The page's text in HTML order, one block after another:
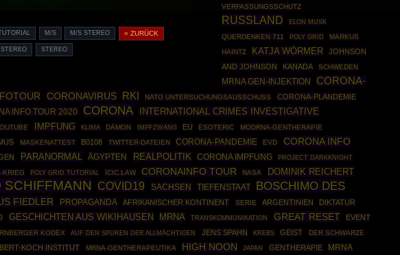
M/S M/S STEREO « ZURÜCK
STEREO
VERFASSUNGSSCHUTZ
RUSSLAND ELON MUSK
QUERDENKEN 711 POLY GRID
MARKUS
HAINTZ
KATJA WÖRMER
JOHNSON
AND JOHNSON
KANADA SCHWEDEN
MRNA GEN-INJEKTION
CORONA-
CORONAVIRUS RKI NATO UNTERSUCHUNGSAUSSCHUSS
CORONA-PLANDEMIE
INFO TOUR 2020 CORONA
INTERNATIONAL CRIMES INVESTIGATIVE
IMPFUNG KLIMA DÄMON IMPFZWANG EU ESOTERIC MODRNA-GENTHERAPIE
MASKENATTEST B0108 TWITTER-DATEIEN CORONA-PANDEMIE EVD
CORONA INFO
PARANORMAL ÄGYPTEN REALPOLITIK CORONA IMPFUNG
PROJECT DARKKNIGHT
KRIEG POLY GRID TUTORIAL ICIC.LAW CORONAINFO TOUR NASA
DOMINIK REICHERT
SCHIFFMANN COVID19 SACHSEN TIEFENSTAAT
BOSCHIMO DES
FIEDLER PROPAGANDA AFRIKANISCHER KONTINENT SERIE ARGENTINIEN DIKTATUR
GESCHICHTEN AUS WIKIHAUSEN MRNA TRANSKOMMUNIKATION GREAT RESET
EVENT
KODEX AUF DEN SPUREN DER ALLMÄCHTIGEN JENS SPAHN KREBS GEIST
DER SCHWARZE
KOCH INSTITUT MRNA-GENTHERAPEUTIKA HIGH NOON JAPAN GENTHERAPIE
MRNA